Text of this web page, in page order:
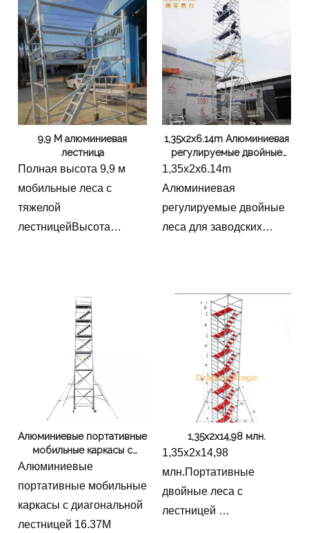
градусов, Переносные
леса с лестницей под
углом 45 градусов
различных строительных
проектах. Его дизайн
способствует
безопасности,
эффективности и
производительности, что
делает его важным
инструментом для
современных
высоким стандартам.
9,9 М алюминиевая
лестница
Полная высота 9,9 м
мобильные леса с
тяжелой
лестницейВысота
длиной 2 м.
1,35x2x6.14m Алюминиевая
регулируемые двойные
леса для заводских работ
1,35x2x6.14m
Алюминиевая
регулируемые двойные
леса для заводских
каркасы с лестницей
Алюминиевые портативные
мобильные каркасы с
диагональной лестницей
Алюминиевые
портативные мобильные
каркасы с диагональной
лестницей 16.37M
1,35x2x14,98 млн.
1,35x2x14,98
млн.Портативные
двойные леса с
лестницей